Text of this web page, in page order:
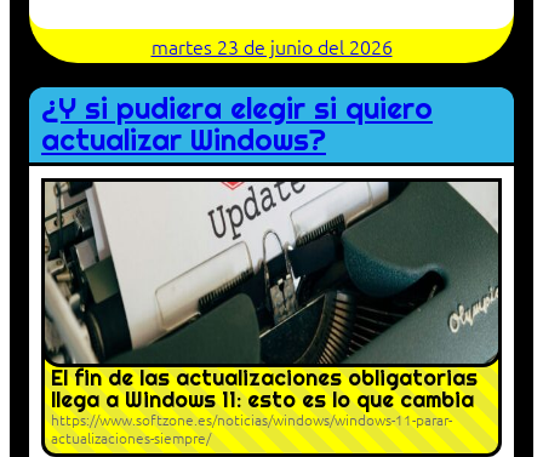
martes 23 de junio del 2026
¿Y si pudiera elegir si quiero
actualizar Windows?
El fin de las actualizaciones obligatorias
llega a Windows 11: esto es lo que cambia
https://www.softzone.es/noticias/windows/windows-11-parar-
actualizaciones-siempre/